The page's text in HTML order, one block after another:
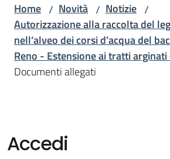
Amministrazione
Novità
Menu selezionato
Vivere
Galliera
Home / Novità / Notizie /
Autorizzazione alla raccolta del
nell’alveo dei corsi d’acqua del
Reno - Estensione ai tratti
Documenti allegati
Accedi